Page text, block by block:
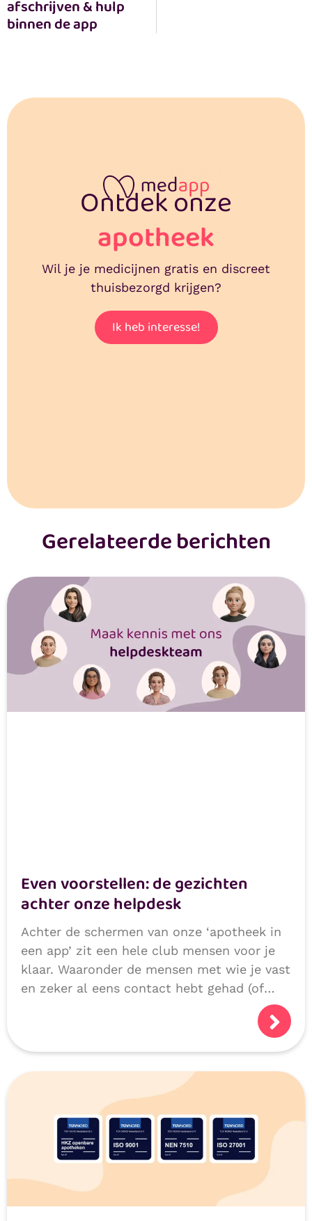
afschrijven & hulp
binnen de app
Ontdek onze
apotheek
Wil je je medicijnen gratis en discreet
thuisbezorgd krijgen?
Ik heb interesse!
Gerelateerde berichten
Even voorstellen: de gezichten
achter onze helpdesk
Achter de schermen van onze ‘apotheek in
een app’ zit een hele club mensen voor je
klaar. Waaronder de mensen met wie je vast
en zeker al eens contact hebt gehad (of